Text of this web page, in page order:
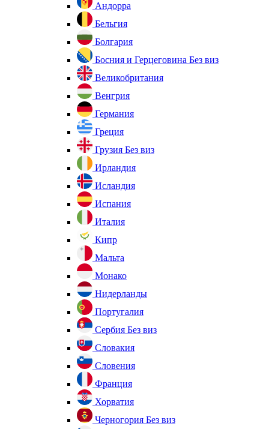
Андорра
Бельгия
Болгария
Босния и Герцеговина Без виз
Великобритания
Венгрия
Германия
Греция
Грузия Без виз
Ирландия
Исландия
Испания
Италия
Кипр
Мальта
Монако
Нидерланды
Португалия
Сербия Без виз
Словакия
Словения
Франция
Хорватия
Черногория Без виз